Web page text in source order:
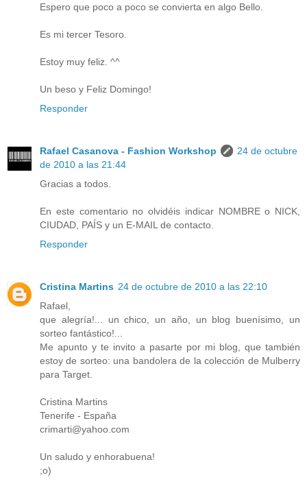
Espero que poco a poco se convierta en algo Bello.
Es mi tercer Tesoro.
Estoy muy feliz. ^^
Un beso y Feliz Domingo!
Responder
Rafael Casanova - Fashion Workshop
24 de octubre
de 2010 a las 21:44
Gracias a todos.
En este comentario no olvidéis indicar NOMBRE o NICK,
CIUDAD, PAÍS y un E-MAIL de contacto.
Responder
Cristina Martins 24 de octubre de 2010 a las 22:10
Rafael,
que alegría!... un chico, un año, un blog buenísimo, un
sorteo fantástico!...
Me apunto y te invito a pasarte por mi blog, que también
estoy de sorteo: una bandolera de la colección de Mulberry
para Target.
Cristina Martins
Tenerife - España
crimarti@yahoo.com
Un saludo y enhorabuena!
;o)